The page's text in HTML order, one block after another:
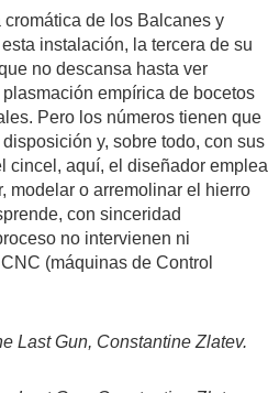
cromática de los Balcanes y
instalación, la tercera de su
no descansa hasta ver
empírica de bocetos
Pero los números tienen que
y, sobre todo, con sus
cincel, aquí, el diseñador emplea
modelar o arremolinar el hierro
con sinceridad
no intervienen ni
(máquinas de Control
Last Gun, Constantine Zlatev.